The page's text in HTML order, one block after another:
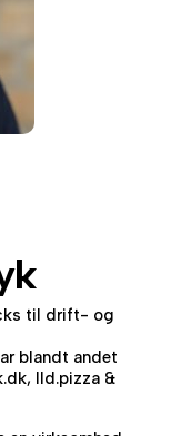
til drift- og
blandt andet
Ild.pizza &